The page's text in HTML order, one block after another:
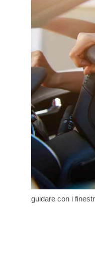
guidare con i